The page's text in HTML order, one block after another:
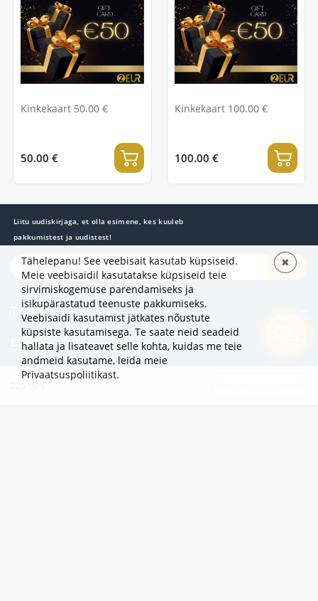
Kinkekaart 50.00 €
50.00 €
Kinkekaart 100.00 €
100.00 €
Liitu uudiskirjaga, et olla esimene, kes kuuleb
pakkumistest ja uudistest!
TELLI
TEAVE
LISAKS
KATEGOORIAD
Tähelepanu! See veebisait kasutab küpsiseid.
Meie veebisaidil kasutatakse küpsiseid teie
sirvimiskogemuse parendamiseks ja
isikupärastatud teenuste pakkumiseks.
Veebisaidi kasutamist jätkates nõustute
küpsiste kasutamisega. Te saate neid seadeid
hallata ja lisateavet selle kohta, kuidas me teie
andmeid kasutame, leida meie
Privaatsuspoliitikast.
✖